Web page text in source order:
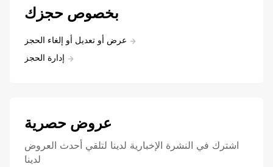
بخصوص حجزك
عرض أو تعديل أو إلغاء الحجز
إدارة الحجز
عروض حصرية
اشترك في النشرة الإخبارية لدينا لتلقي أحدث العروض
لدينا